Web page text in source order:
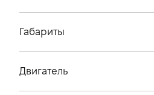
Габариты
Двигатель